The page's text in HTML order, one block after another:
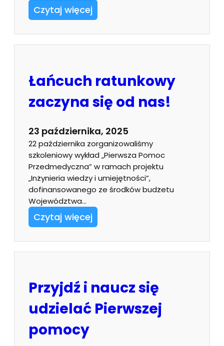
Czytaj więcej
Łańcuch ratunkowy
zaczyna się od nas!
23 października, 2025
22 października zorganizowaliśmy
szkoleniowy wykład „Pierwsza Pomoc
Przedmedyczna” w ramach projektu
„Inżynieria wiedzy i umiejętności”,
dofinansowanego ze środków budżetu
Województwa…
Czytaj więcej
Przyjdź i naucz się
udzielać Pierwszej
pomocy